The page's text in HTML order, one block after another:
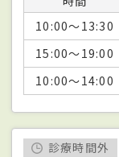
10:00～13:30
15:00～19:00
10:00～14:00
診療時間外